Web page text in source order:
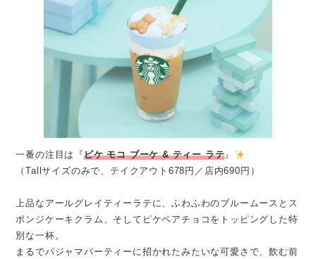
一番の注目は『ピケ モコ ブーケ & ティー ラテ』
（Tallサイズのみで、テイクアウト678円／店内690円）
上品なアールグレイティーラテに、ふわふわのブルームースとス
ポンジケーキクラム、そしてピケベアチョコをトッピングした特
別な一杯。
まるでパジャマパーティーに招かれたみたいな可愛さで、飲む前